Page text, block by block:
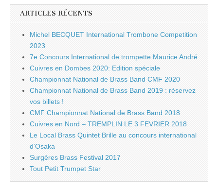
ARTICLES RÉCENTS
Michel BECQUET International Trombone Competition
2023
7e Concours International de trompette Maurice André
Cuivres en Dombes 2020: Edition spéciale
Championnat National de Brass Band CMF 2020
Championnat National de Brass Band 2019 : réservez
vos billets !
CMF Championnat National de Brass Band 2018
Cuivres en Nord – TREMPLIN LE 3 FEVRIER 2018
Le Local Brass Quintet Brille au concours international
d’Osaka
Surgères Brass Festival 2017
Tout Petit Trumpet Star